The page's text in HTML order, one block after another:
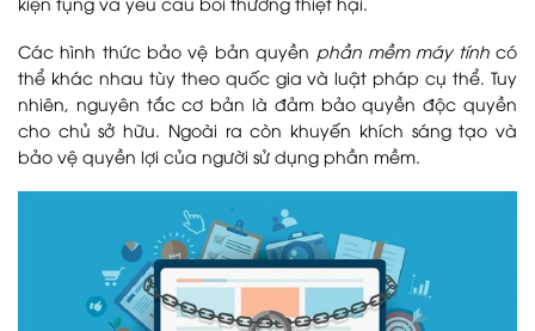
Các hình thức bảo vệ bản quyền phần mềm máy tínhcó
thể khác nhau tùy theo quốc gia và luật pháp cụ thể. Tuy
nhiên, nguyên tắc cơ bản là đảm bảo quyền độc quyền
cho chủ sở hữu. Ngoài ra còn khuyến khích sáng tạo và
bảo vệ quyền lợi của người sử dụng phần mềm.